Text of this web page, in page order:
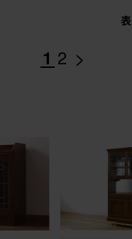
1 2 >